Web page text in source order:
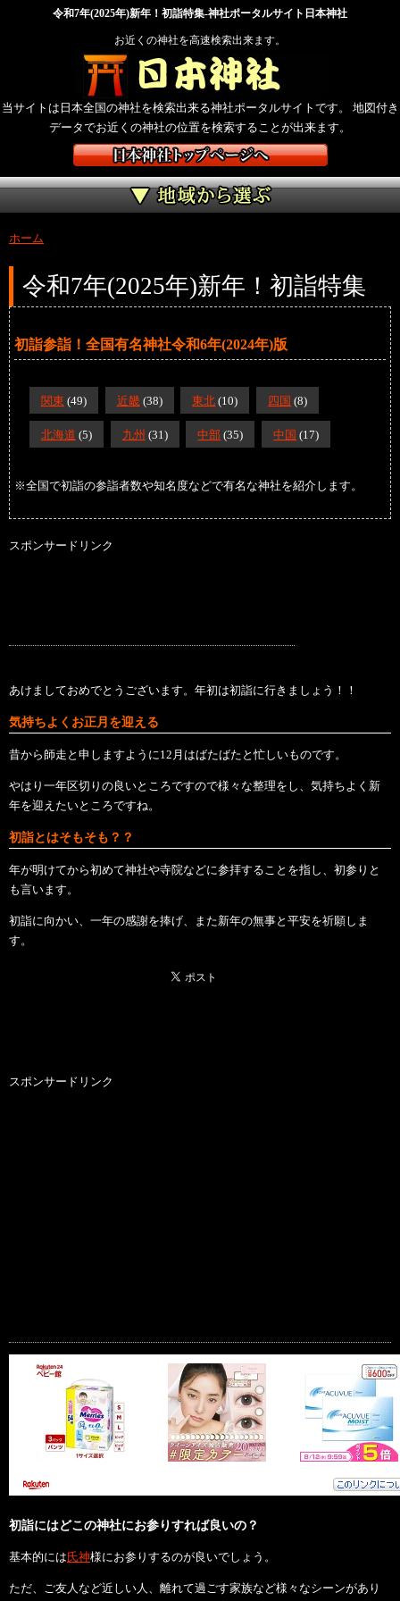
令和7年(2025年)新年！初詣特集-神社ポータルサイト日本神社
お近くの神社を高速検索出来ます。
当サイトは日本全国の神社を検索出来る神社ポータルサイトです。 地図付き
データでお近くの神社の位置を検索することが出来ます。
ホーム
令和7年(2025年)新年！初詣特集
初詣参詣！全国有名神社令和6年(2024年)版
関東 (49) 近畿(38) 東北 (10) 四国 (8)
北海道 (5) 九州 (31) 中部 (35) 中国 (17)
※全国で初詣の参詣者数や知名度などで有名な神社を紹介します。
スポンサードリンク
あけましておめでとうございます。年初は初詣に行きましょう！！
気持ちよくお正月を迎える
昔から師走と申しますように12月はばたばたと忙しいものです。
やはり一年区切りの良いところですので様々な整理をし、気持ちよく新
年を迎えたいところですね。
初詣とはそもそも？？
年が明けてから初めて神社や寺院などに参拝することを指し、初参りと
も言います。
初詣に向かい、一年の感謝を捧げ、また新年の無事と平安を祈願しま
す。
スポンサードリンク
初詣にはどこの神社にお参りすれば良いの？
基本的には氏神様にお参りするのが良いでしょう。
ただ、ご友人など近しい人、離れて過ごす家族など様々なシーンがあり